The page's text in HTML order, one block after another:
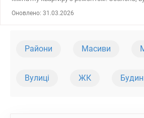
якісна плитка. Балкон із ремонтом, вікна
університет Грінченка, ЦНАП
Оновлено: 31.03.2026
Райони Масиви
Вулиці ЖК